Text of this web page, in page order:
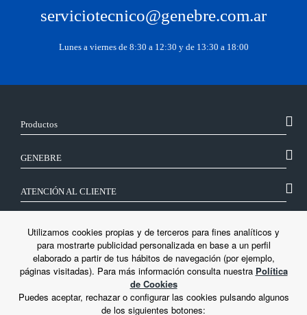
serviciotecnico@genebre.com.ar
Lunes a viernes de 8:30 a 12:30 y de 13:30 a 18:00
Productos
GENEBRE
ATENCIÓN AL CLIENTE
LEGAL
Utilizamos cookies propias y de terceros para fines analíticos y
para mostrarte publicidad personalizada en base a un perfil
elaborado a partir de tus hábitos de navegación (por ejemplo,
páginas visitadas). Para más información consulta nuestra Política
de Cookies
Puedes aceptar, rechazar o configurar las cookies pulsando algunos
de los siguientes botones: